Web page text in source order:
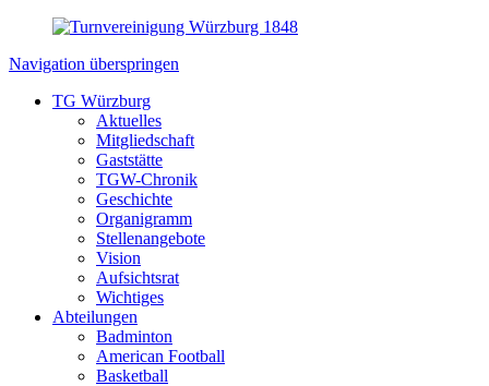
Navigation überspringen
TG Würzburg
Aktuelles
Mitgliedschaft
Gaststätte
TGW-Chronik
Geschichte
Organigramm
Stellenangebote
Vision
Aufsichtsrat
Wichtiges
Abteilungen
Badminton
American Football
Basketball